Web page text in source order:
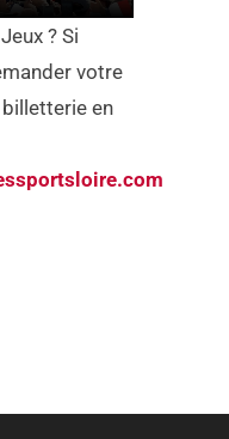
? Si
votre
en